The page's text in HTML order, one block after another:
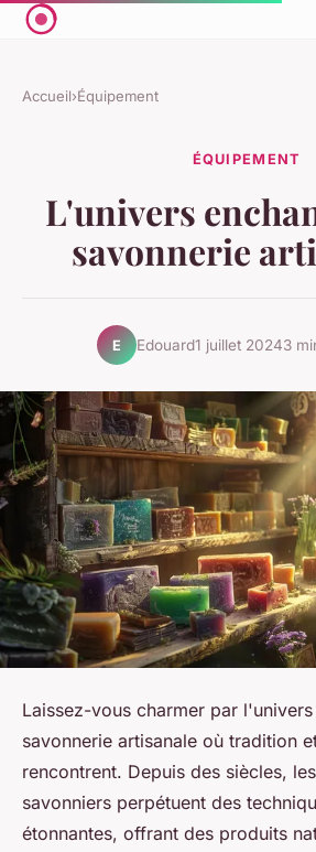
Accueil›Équipement
ÉQUIPEMENT
L'univers
savonnerie
E Edouard1 juillet 20243
Laissez-vous charmer par
savonnerie artisanale où tradition
rencontrent. Depuis des siècles,
savonniers perpétuent des
étonnantes, offrant des produits